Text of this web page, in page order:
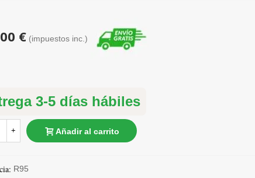
€ (impuestos inc.)
3-5 días hábiles
+ Añadir al carrito
R95